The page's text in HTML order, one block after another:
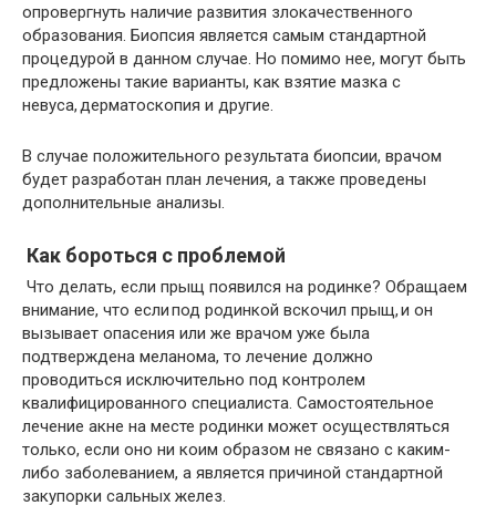
опровергнуть наличие развития злокачественного
образования. Биопсия является самым стандартной
процедурой в данном случае. Но помимо нее, могут быть
предложены такие варианты, как взятие мазка с
невуса, дерматоскопия и другие.
В случае положительного результата биопсии, врачом
будет разработан план лечения, а также проведены
дополнительные анализы.
Как бороться с проблемой
Что делать, если прыщ появился на родинке? Обращаем
внимание, что если под родинкой вскочил прыщ, и он
вызывает опасения или же врачом уже была
подтверждена меланома, то лечение должно
проводиться исключительно под контролем
квалифицированного специалиста. Самостоятельное
лечение акне на месте родинки может осуществляться
только, если оно ни коим образом не связано с каким-
либо заболеванием, а является причиной стандартной
закупорки сальных желез.